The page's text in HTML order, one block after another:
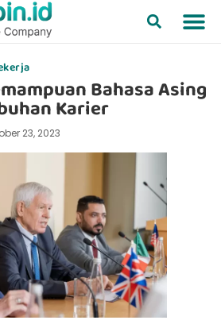
Bahasa Asing
Karier
23, 2023